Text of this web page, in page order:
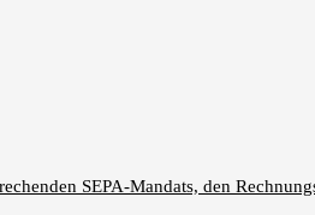
SEPA-Mandats, den